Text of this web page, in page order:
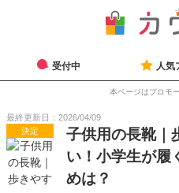
受付中 人気
本ページはプロモ
最終更新日：2026/04/09
決定
子供用の長靴｜
い！小学生が履
めは？